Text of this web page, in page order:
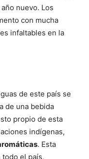
nuevo. Los
con mucha
infaltables en la
de este país se
de una bebida
propio de esta
indígenas,
. Esta
todo el país,